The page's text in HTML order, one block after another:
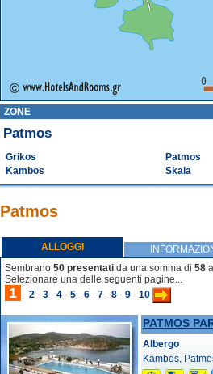
ZONE
Patmos
Grikos
Kambos
Patmos
Skala
Patmos
ALLOGGI
Sembrano 50 presentati da una somma di 58
Selezionare una delle seguenti pagine...
1 - 2 - 3 - 4 - 5 - 6 - 7 - 8 - 9 - 10
PATMOS
Albergo
Kambos,